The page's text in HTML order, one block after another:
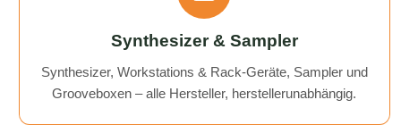
Synthesizer & Sampler
Synthesizer, Workstations & Rack-Geräte, Sampler und
Grooveboxen – alle Hersteller, herstellerunabhängig.